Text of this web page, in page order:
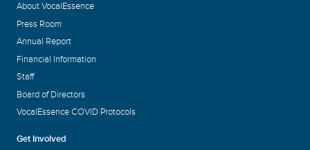
About VocalEssence
Press Room
Annual Report
Financial Information
Staff
Board of Directors
VocalEssence COVID Protocols
Get Involved